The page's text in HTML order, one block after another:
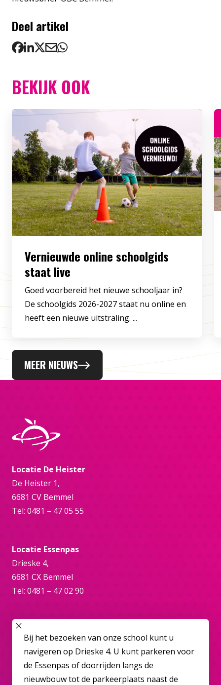
Deel artikel
BEKIJK OOK
Vernieuwde online schoolgids
staat live
Goed voorbereid het nieuwe schooljaar in?
De schoolgids 2026-2027 staat nu online en
heeft een nieuwe uitstraling. ...
MEER NIEUWS
Locatie De Heister
De Heister 1,
6681 CV Bemmel
Tel: 0481 – 47 05 55
Locatie Essenpas
Drieske 4,
6681 CX Bemmel
Tel: 0481 – 47 02 90
Online
bemmel@overbetuwecollege.nl
SLUIT POPUP
Bij het bezoeken van onze school kunt u
navigeren op Drieske 4. U kunt parkeren voor
de Essenpas of doorrijden langs de
nieuwbouw tot de parkeerplaats naast de